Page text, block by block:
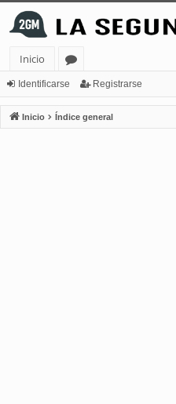
Inicio
or
os
Identificarse Registrarse
Inicio Índice general